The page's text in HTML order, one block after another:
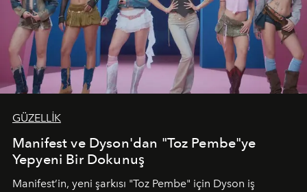
GÜZELLİK
Manifest ve Dyson'dan "Toz Pembe"ye
Yepyeni Bir Dokunuş
Manifest’in, yeni şarkısı "Toz Pembe" için Dyson iş